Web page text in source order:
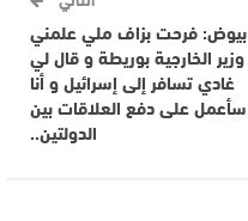
بيوض: فرحت بزاف ملي علمني
وزير الخارجية بوريطة و قال لي
غادي تسافر إلى إسرائيل و أنا
سأعمل على دفع العلاقات بين
الدولتين..